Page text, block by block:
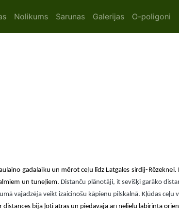
Nolikums Sarunas Galerijas O-poligoni
gadalaiku un mērot ceļu līdz Latgales sirdij-Rēzeknei.
un tuneļiem. Distanču plānotāji, it sevišķi garāko
vajadzēja veikt izaicinošu kāpienu pilskalnā. Kļūdas ceļu
bija ļoti ātras un piedāvaja arī nelielu labirinta